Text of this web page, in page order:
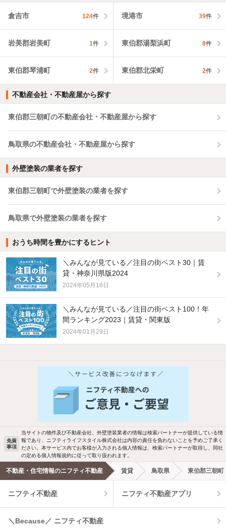
倉吉市 124件 境港市 39件
岩美郡岩美町 1件 東伯郡湯梨浜町 8件
東伯郡琴浦町 2件 東伯郡北栄町 2件
不動産会社・不動産屋から探す
東伯郡三朝町の不動産会社・不動産屋から探す
鳥取県の不動産会社・不動産屋から探す
外壁塗装の業者を探す
東伯郡三朝町で外壁塗装の業者を探す
鳥取県で外壁塗装の業者を探す
おうち時間を豊かにするヒント
＼みんなが見ている／注目の街ベスト30｜賃
貸・神奈川県版2024
2024年05月16日
＼みんなが見ている／注目の街ベスト100！年
間ランキング2023｜賃貸・関東版
2024年01月29日
他の人はこんな条件で絞り込んでいます！
バス・トイレ別 2階以上
駐車場あり ペット相談
洗濯機置場あり 独立洗面台
エアコンあり 都市ガス
温水洗浄便座 オートロック
コンロ2口以上
免責
事項
当サイトの物件及び不動産会社、外壁塗装業者の情報は検索パートナーが提供している情
報であり、ニフティライフスタイル株式会社は内容の責任を負わないことを予めご了承く
ださい。本サービス内でお客様が入力される個人情報は、検索パートナーが取得し、同社
の定める個人情報規約に従って取り扱われます。
不動産・住宅情報のニフティ不動産 賃貸 鳥取県 東伯郡三朝町
ニフティ不動産 ニフティ不動産アプリ
＼Because／ ニフティ不動産